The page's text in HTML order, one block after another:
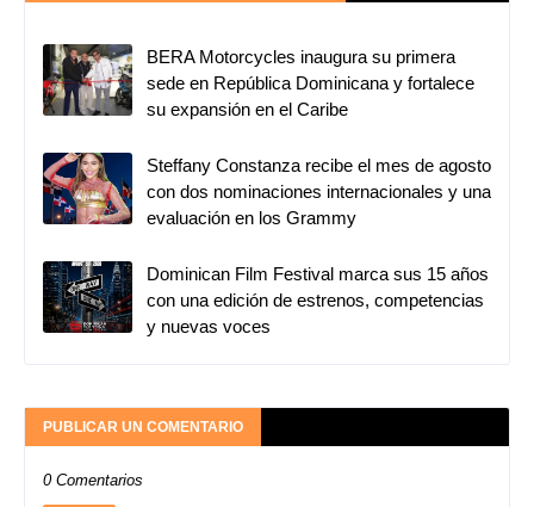
BERA Motorcycles inaugura su primera
sede en República Dominicana y fortalece
su expansión en el Caribe
Steffany Constanza recibe el mes de agosto
con dos nominaciones internacionales y una
evaluación en los Grammy
Dominican Film Festival marca sus 15 años
con una edición de estrenos, competencias
y nuevas voces
PUBLICAR UN COMENTARIO
0 Comentarios